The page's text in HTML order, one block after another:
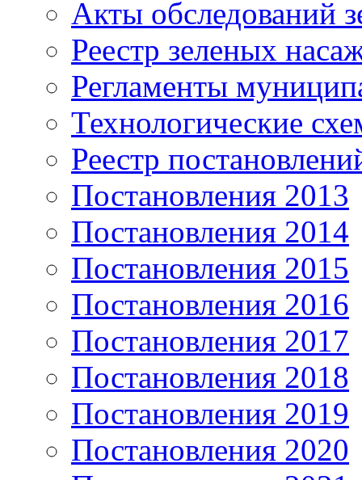
Акты обследований
Реестр зеленых
Регламенты
Технологические
Реестр
Постановления 2013
Постановления 2014
Постановления 2015
Постановления 2016
Постановления 2017
Постановления 2018
Постановления 2019
Постановления 2020